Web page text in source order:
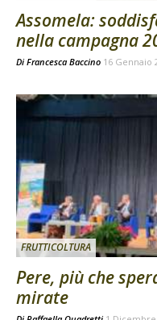
Assomela:
nella campagna
Di Francesca Baccino 16 Gennaio
FRUTTICOLTURA
Pere, più che
mirate